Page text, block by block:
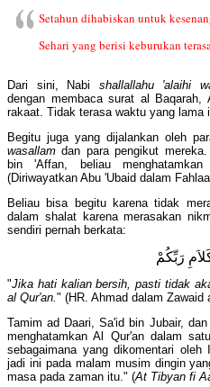
Setahun dihabiskan untuk
Sehari yang berisi keburukan
Dari sini, Nabi shallallahu 'alaihi
dengan membaca surat al
rakaat. Tidak terasa waktu yang
Begitu juga yang dijalankan oleh
wasallam dan para pengikut
bin 'Affan, beliau
(Diriwayatkan Abu 'Ubaid dalam
Beliau bisa begitu karena tidak
dalam shalat karena merasakan
sendiri pernah berkata:
رَبِّكُمْ
"Jika hati kalian bersih, pasti tidak
al Qur'an." (HR. Ahmad dalam Zawaid
Tamim ad Daari, Sa'id bin Jubair,
menghatamkan Al Qur'an dalam
sebagaimana yang dikomentari
jadi ini pada malam musim dingin
masa pada zaman itu." (At Tibyan fi